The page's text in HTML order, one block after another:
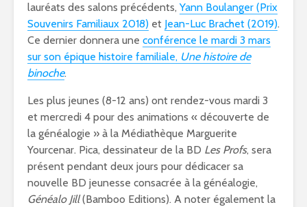
lauréats des salons précédents, Yann Boulanger (Prix
Souvenirs Familiaux 2018) et Jean-Luc Brachet (2019).
Ce dernier donnera une conférence le mardi 3 mars
sur son épique histoire familiale, Une histoire de
binoche.
Les plus jeunes (8-12 ans) ont rendez-vous mardi 3
et mercredi 4 pour des animations « découverte de
la généalogie » à la Médiathèque Marguerite
Yourcenar. Pica, dessinateur de la BD Les Profs, sera
présent pendant deux jours pour dédicacer sa
nouvelle BD jeunesse consacrée à la généalogie,
Généalo Jill(Bamboo Editions). A noter également la